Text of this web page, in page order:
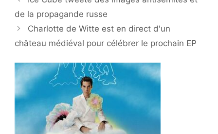
de la propagande russe
Charlotte de Witte est en direct d'un
château médiéval pour célébrer le prochain EP